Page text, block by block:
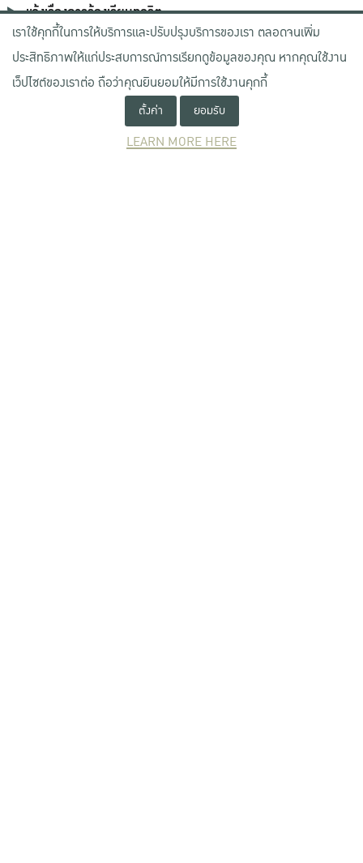
แจ้งเรื่องการร้องเรียนทุจริต
ช่องทางมหาวิทยาลัย
เกษตรศาสตร์
ช่องทางสำนักงาน ป.ป.ช.
ช่องทางสำนักงาน ป.ป.ท.
NEWCOMER
เราใช้คุกกี้ในการให้บริการและปรับปรุงบริการของเรา ตลอดจนเพิ่ม
ประสิทธิภาพให้แก่ประสบการณ์การเรียกดูข้อมูลของคุณ หากคุณใช้งาน
เว็ปไซต์ของเราต่อ ถือว่าคุณยินยอมให้มีการใช้งานคุกกี้
ตั้งค่า ยอมรับ
LEARN MORE HERE